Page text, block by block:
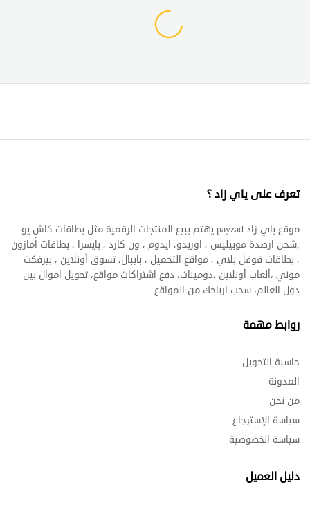
تعرف على ياي زاد ؟
موقع باي زاد payzad يهتم ببيع المنتجات الرقمية مثل بطاقات كاش يو
,شحن ارصدة موبيليس ، اوريدو، ايدوم ، ون كارد ، بايسرا ، بطاقات أمازون
، بطاقات قوقل بلاي ، مواقع التحميل ، بايبال، تسوق أونلاين ، بيرفكت
موني ،ألعاب أونلاين ،دومينات، دفع اشتراكات مواقع، تحويل اموال بين
دول العالم، سحب ارباحك من المواقع
روابط مهمة
حاسبة التحويل
المدونة
من نحن
سياسة الإسترجاع
سياسة الخصوصية
دليل العميل